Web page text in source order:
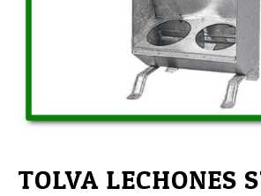
TOLVA LECHONES